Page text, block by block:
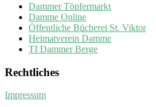
Dammer Töpfermarkt
Damme Online
Öffentliche Bücherei St. Viktor
Heimatverein Damme
TI Dammer Berge
Rechtliches
Impressum